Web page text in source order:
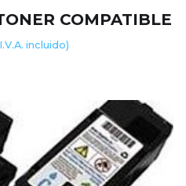
COMPATIBLE
incluido)